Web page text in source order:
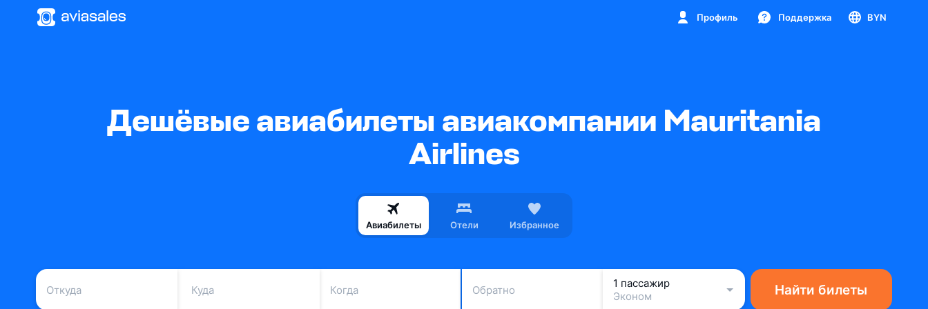
Профиль Поддержка BYN
Дешёвые авиабилеты авиакомпании Mauritania
Airlines
Авиабилеты Отели Избранное
Когда Обратно
1 пассажир
Эконом
Найти билеты